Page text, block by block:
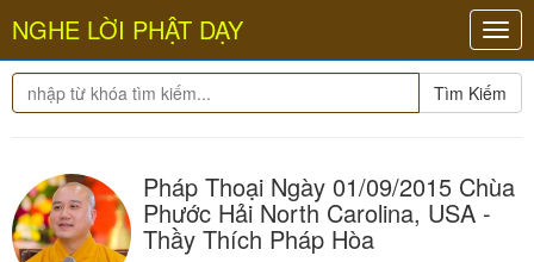
NGHE LỜI PHẬT DẠY
Tìm Kiếm
Pháp Thoại Ngày 01/09/2015 Chùa
Phước Hải North Carolina, USA -
Thầy Thích Pháp Hòa